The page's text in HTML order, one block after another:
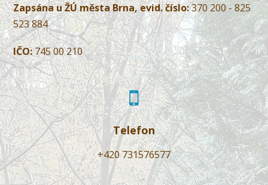
Zapsána u ŽÚ města Brna, evid. číslo:370 200 - 825
523 884
IČO:745 00 210
Telefon
+420 731576577